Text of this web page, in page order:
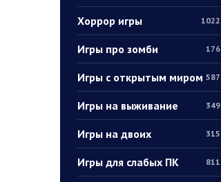
Хоррор игры 1022
Игры про зомби 176
Игры с открытым миром 587
Игры на выживание 349
Игры на двоих 315
Игры для слабых ПК 811